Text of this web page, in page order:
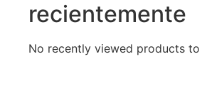
recientemente
No recently viewed products